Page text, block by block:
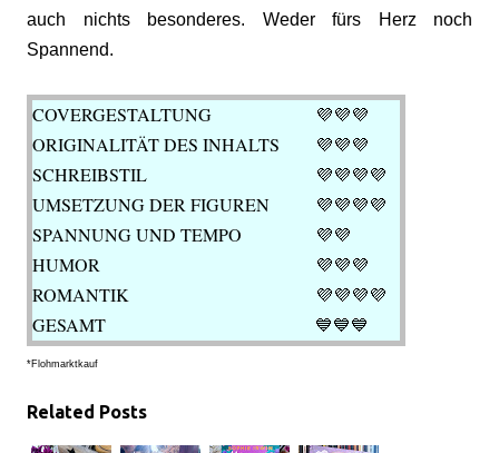
auch nichts besonderes. Weder fürs Herz noch
Spannend.
COVERGESTALTUNG 💜💜💜
ORIGINALITÄT DES INHALTS 💜💜💜
SCHREIBSTIL 💜💜💜💜
UMSETZUNG DER FIGUREN 💜💜💜💜
SPANNUNG UND TEMPO 💜💜
HUMOR 💜💜💜
ROMANTIK
💜💜💜💜
GESAMT
💙💙💙
*Flohmarktkauf
Related Posts